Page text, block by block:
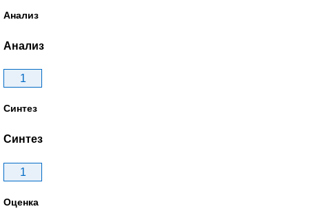
Анализ
Анализ
1
Синтез
Синтез
1
Оценка